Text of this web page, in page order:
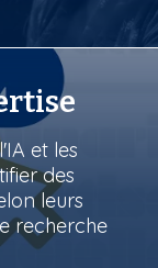
et les
des
leurs
recherche